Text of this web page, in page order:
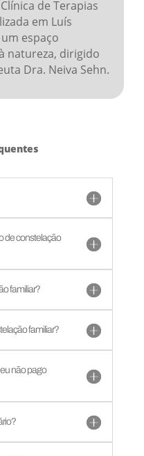
de Terapias
em Luís
espaço
natureza, dirigido
Dra. Neiva Sehn.
de constelação
familiar?
familiar?
não pago